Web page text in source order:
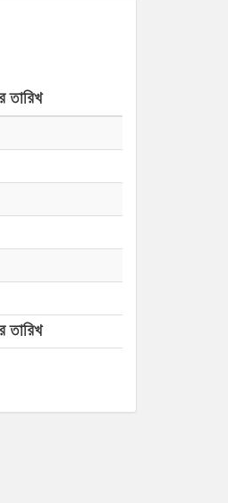
তারিখ
তারিখ